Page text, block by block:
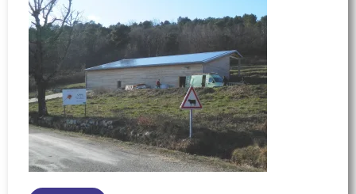
en savoir +
Saint-Pierreville | La Carterie | 9 kWc
18 octobre 2017